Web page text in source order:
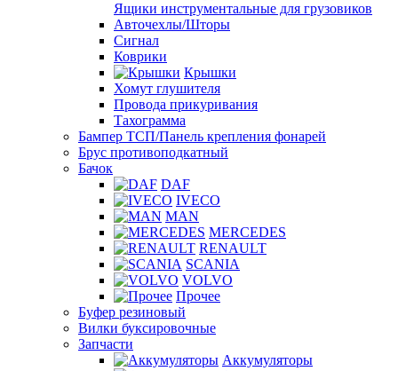
Ящики инструментальные для грузовиков
Авточехлы/Шторы
Сигнал
Коврики
Крышки
Хомут глушителя
Провода прикуривания
Тахограмма
Бампер ТСП/Панель крепления фонарей
Брус противоподкатный
Бачок
DAF
IVECO
MAN
MERCEDES
RENAULT
SCANIA
VOLVO
Прочее
Буфер резиновый
Вилки буксировочные
Запчасти
Аккумуляторы